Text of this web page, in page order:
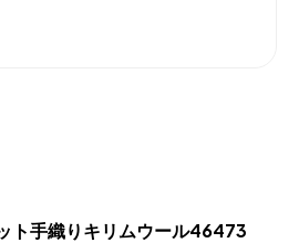
ト手織りキリムウール46473